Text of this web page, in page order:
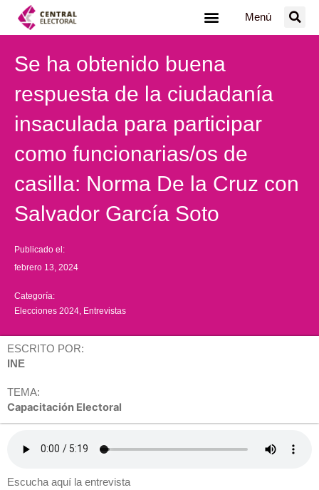
Menú
Se ha obtenido buena
respuesta de la ciudadanía
insaculada para participar
como funcionarias/os de
casilla: Norma De la Cruz con
Salvador García Soto
Publicado el:
febrero 13, 2024
Categoría:
Elecciones 2024 Entrevistas
ESCRITO POR:
INE
TEMA:
Capacitación Electoral
Escucha aquí la entrevista